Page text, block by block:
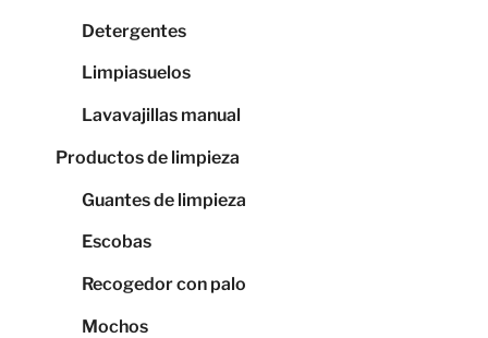
Detergentes
Limpiasuelos
Lavavajillas manual
Productos de limpieza
Guantes de limpieza
Escobas
Recogedor con palo
Mochos